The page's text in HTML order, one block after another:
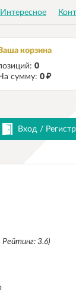
Интересное
Ваша корзина
0
сумму: 0 ₽
Вход/
Рейтинг: 3.6)